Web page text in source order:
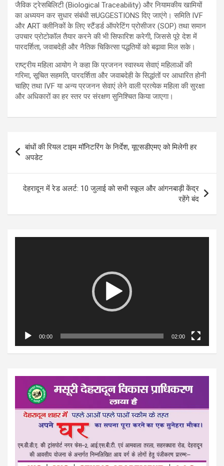
जैविक ट्रेसबिलिटी (Biological Traceability) और नियामकीय खामियों
का अध्ययन कर सुधार संबंधी सUGGESTIONS दिए जाएंगे। समिति IVF
और ART क्लीनिकों के लिए स्टैंडर्ड ऑपरेटिंग प्रोसीजर (SOP) तथा समान
उपचार प्रोटोकॉल तैयार करने की भी सिफारिश करेगी, जिससे पूरे देश में
पारदर्शिता, जवाबदेही और नैतिक चिकित्सा पद्धतियों को बढ़ावा मिल सके।
राष्ट्रीय महिला आयोग ने कहा कि प्रजनन स्वास्थ्य सेवाएं महिलाओं की
गरिमा, सूचित सहमति, पारदर्शिता और जवाबदेही के सिद्धांतों पर आधारित होनी
चाहिए तथा IVF या अन्य प्रजनन सेवाएं लेने वाली प्रत्येक महिला की सुरक्षा
और अधिकारों का हर स्तर पर संरक्षण सुनिश्चित किया जाएगा।
Post
navigation
बांधों की रियल टाइम मॉनिटरिंग के निर्देश, यूएसडीएमए को मिलेगी हर
अपडेट
देहरादून में रेड अलर्ट: 10 जुलाई को सभी स्कूल और आंगनबाड़ी केंद्र
रहेंगे बंद
00:00 02:00